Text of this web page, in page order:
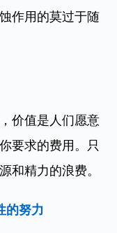
作用的莫过于随
价值是人们愿意
要求的费用。只
和精力的浪费。
的努力